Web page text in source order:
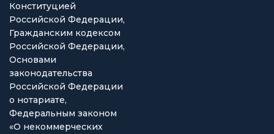
Конституцией
Российской Федерации,
Гражданским кодексом
Российской Федерации,
Основами
законодательства
Российской Федерации
о нотариате,
Федеральным законом
«О некоммерческих